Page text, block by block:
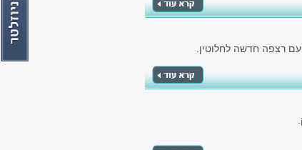
רצפה חדשה לחלוטין.